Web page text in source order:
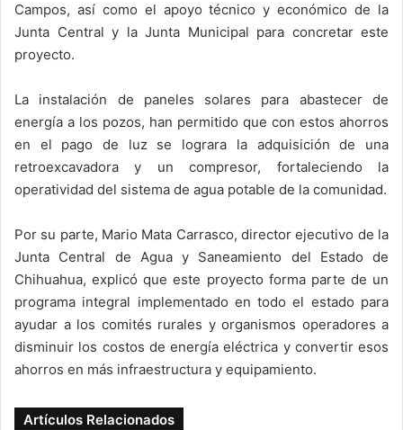
Campos, así como el apoyo técnico y económico de la
Junta Central y la Junta Municipal para concretar este
proyecto.
La instalación de paneles solares para abastecer de
energía a los pozos, han permitido que con estos ahorros
en el pago de luz se lograra la adquisición de una
retroexcavadora y un compresor, fortaleciendo la
operatividad del sistema de agua potable de la comunidad.
Por su parte, Mario Mata Carrasco, director ejecutivo de la
Junta Central de Agua y Saneamiento del Estado de
Chihuahua, explicó que este proyecto forma parte de un
programa integral implementado en todo el estado para
ayudar a los comités rurales y organismos operadores a
disminuir los costos de energía eléctrica y convertir esos
ahorros en más infraestructura y equipamiento.
Artículos Relacionados